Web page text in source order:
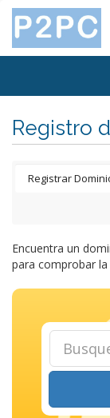
Registro
Encuentra un
para comprobar la